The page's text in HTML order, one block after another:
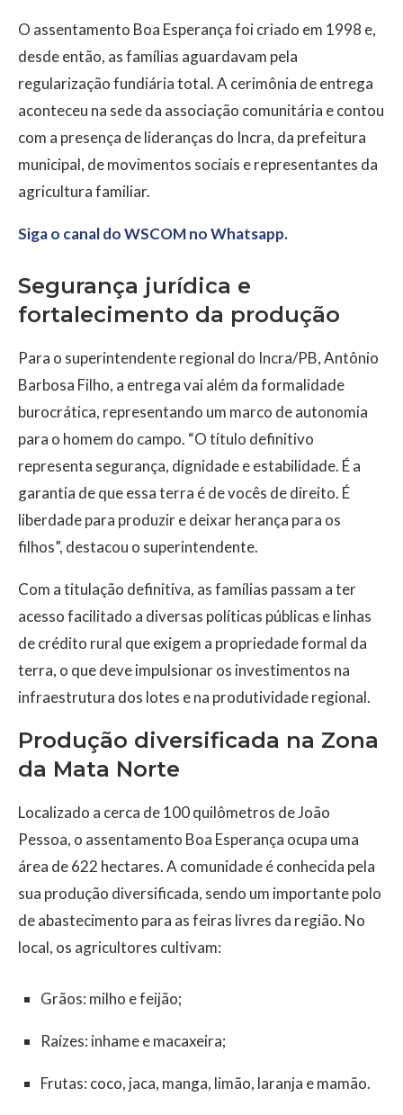
O assentamento Boa Esperança foi criado em 1998 e,
desde então, as famílias aguardavam pela
regularização fundiária total. A cerimônia de entrega
aconteceu na sede da associação comunitária e contou
com a presença de lideranças do Incra, da prefeitura
municipal, de movimentos sociais e representantes da
agricultura familiar.
Siga o canal do WSCOM no Whatsapp.
Segurança jurídica e
fortalecimento da produção
Para o superintendente regional do Incra/PB, Antônio
Barbosa Filho, a entrega vai além da formalidade
burocrática, representando um marco de autonomia
para o homem do campo. “O título definitivo
representa segurança, dignidade e estabilidade. É a
garantia de que essa terra é de vocês de direito. É
liberdade para produzir e deixar herança para os
filhos”, destacou o superintendente.
Com a titulação definitiva, as famílias passam a ter
acesso facilitado a diversas políticas públicas e linhas
de crédito rural que exigem a propriedade formal da
terra, o que deve impulsionar os investimentos na
infraestrutura dos lotes e na produtividade regional.
Produção diversificada na Zona
da Mata Norte
Localizado a cerca de 100 quilômetros de João
Pessoa, o assentamento Boa Esperança ocupa uma
área de 622 hectares. A comunidade é conhecida pela
sua produção diversificada, sendo um importante polo
de abastecimento para as feiras livres da região. No
local, os agricultores cultivam:
Grãos: milho e feijão;
Raízes: inhame e macaxeira;
Frutas: coco, jaca, manga, limão, laranja e mamão.